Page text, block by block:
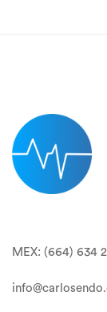
MEX: (664) 634